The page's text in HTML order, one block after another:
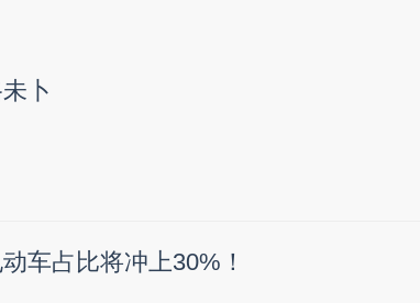
卜
车占比将冲上30%！